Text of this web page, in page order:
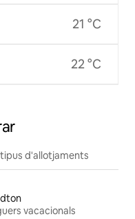
21 °C
22 °C
d'allotjaments
vacacionals